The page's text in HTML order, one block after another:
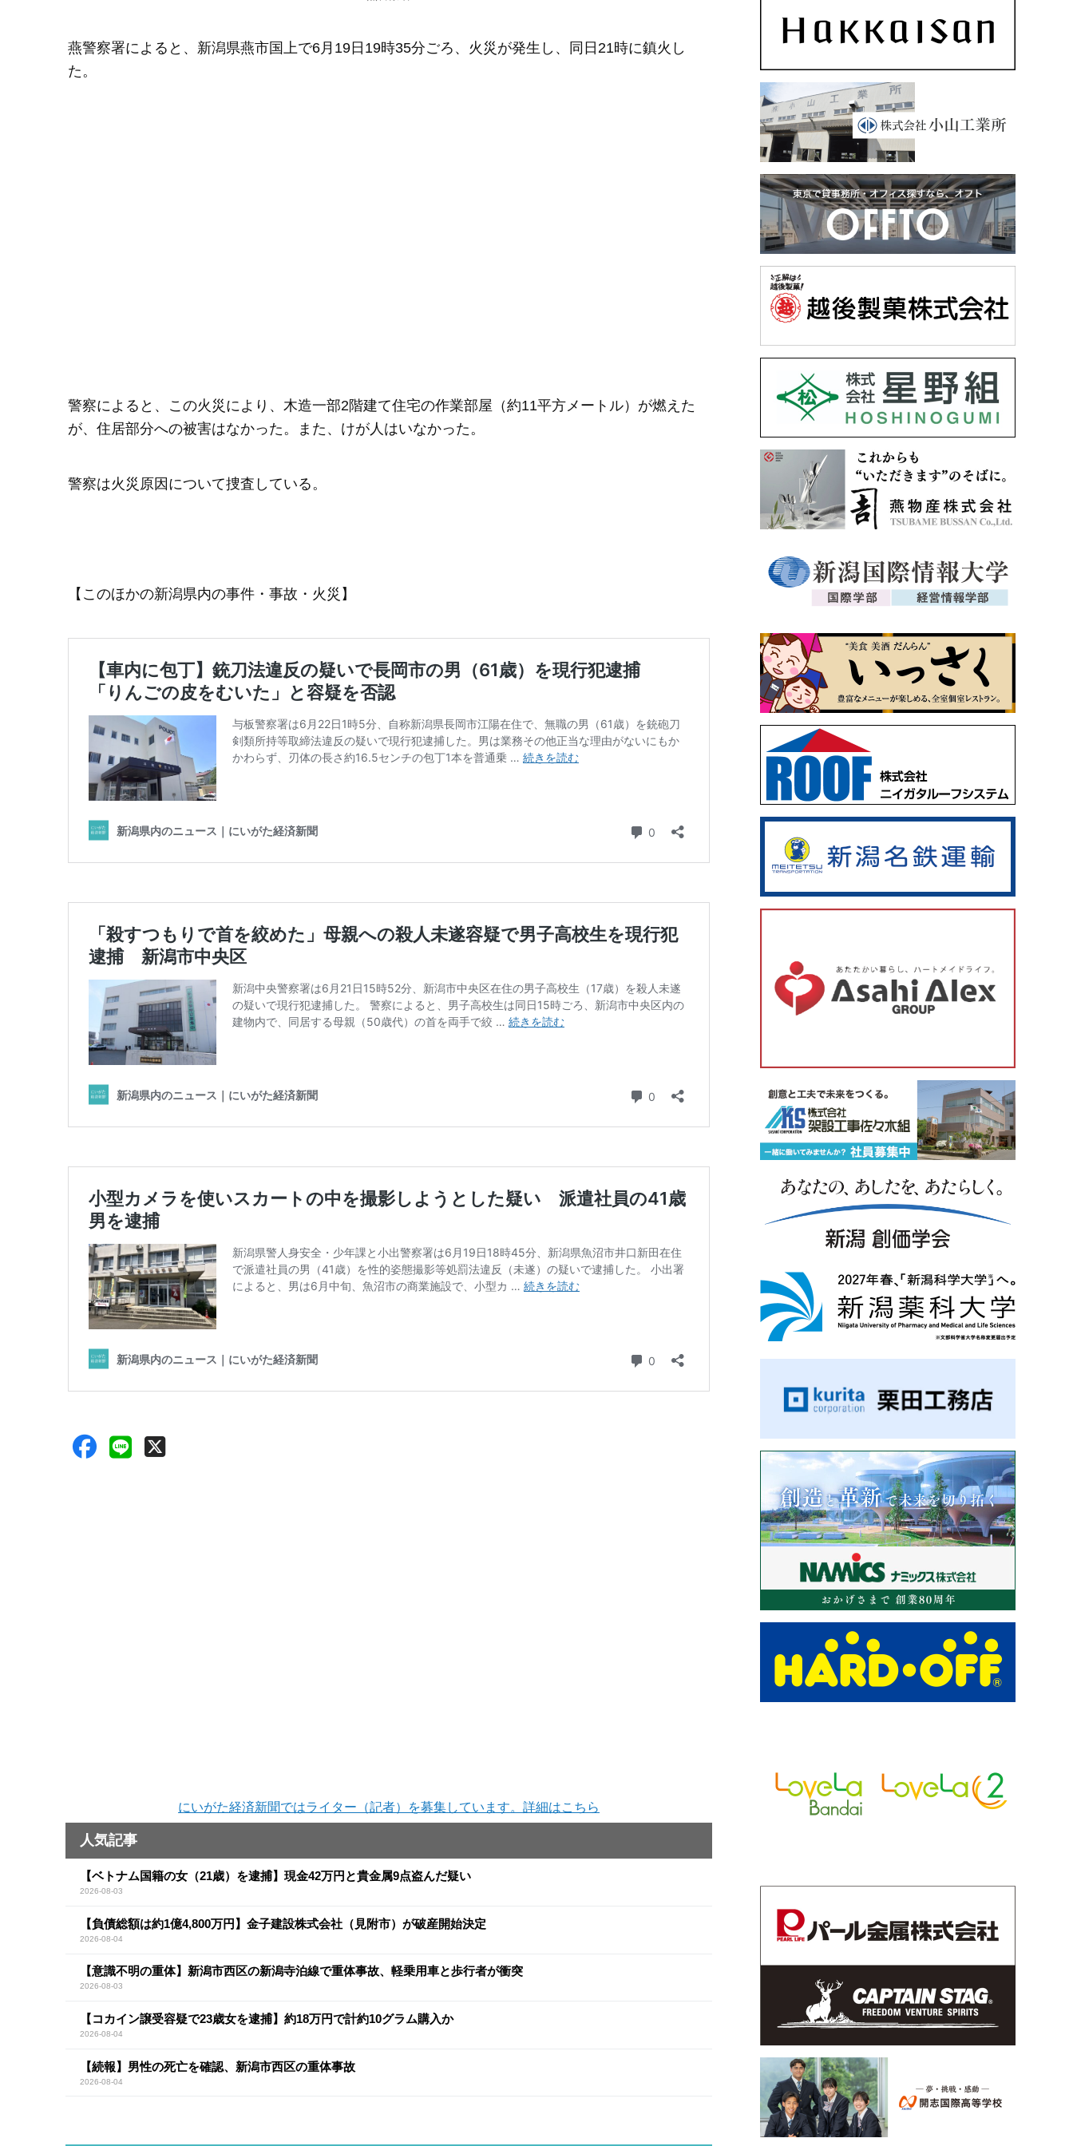
燕警察署によると、新潟県燕市国上で6月19日19時35分ごろ、火災が発生し、同日21時に鎮火し
た。
警察によると、この火災により、木造一部2階建て住宅の作業部屋（約11平方メートル）が燃えた
が、住居部分への被害はなかった。また、けが人はいなかった。
警察は火災原因について捜査している。
【このほかの新潟県内の事件・事故・火災】
にいがた経済新聞ではライター（記者）を募集しています。詳細はこちら
人気記事
【ベトナム国籍の女（21歳）を逮捕】現金42万円と貴金属9点盗んだ疑い
2026-08-03
【負債総額は約1億4,800万円】金子建設株式会社（見附市）が破産開始決定
2026-08-04
【意識不明の重体】新潟市西区の新潟寺泊線で重体事故、軽乗用車と歩行者が衝突
2026-08-03
【コカイン譲受容疑で23歳女を逮捕】約18万円で計約10グラム購入か
2026-08-04
【続報】男性の死亡を確認、新潟市西区の重体事故
2026-08-04